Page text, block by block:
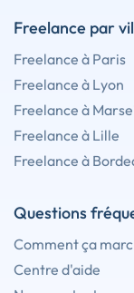
Freelance par
Freelance à Paris
Freelance à Lyon
Freelance à
Freelance à Lille
Freelance à
Questions
Comment ça
Centre d'aide